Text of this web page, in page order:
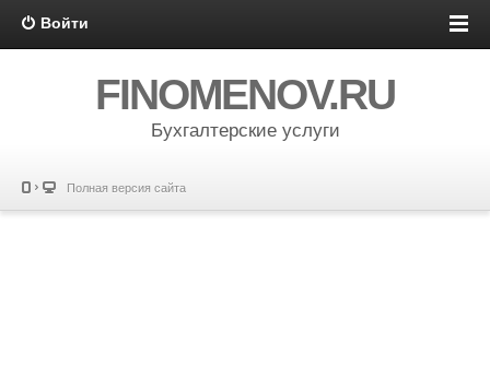
Войти
FINOMENOV.RU
Бухгалтерские услуги
Полная версия сайта